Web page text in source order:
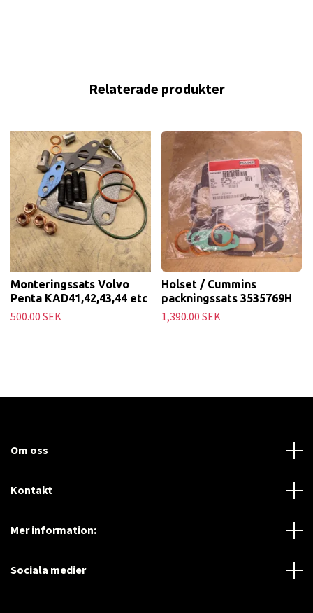
Monteringssats Volvo
Penta KAD41,42,43,44 etc
500.00 SEK
Holset / Cummins
packningssats 3535769H
1,390.00 SEK
Om oss
Kontakt
Mer information:
Sociala medier